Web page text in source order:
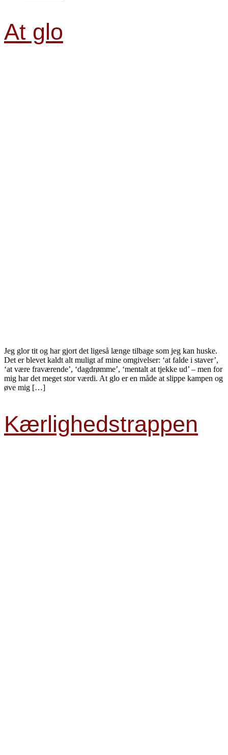
At glo
Jeg glor tit og har gjort det ligeså længe tilbage som jeg kan huske.
Det er blevet kaldt alt muligt af mine omgivelser: ‘at falde i staver’,
‘at være fraværende’, ‘dagdrømme’, ‘mentalt at tjekke ud’ – men for
mig har det meget stor værdi. At glo er en måde at slippe kampen og
øve mig […]
Kærlighedstrappen